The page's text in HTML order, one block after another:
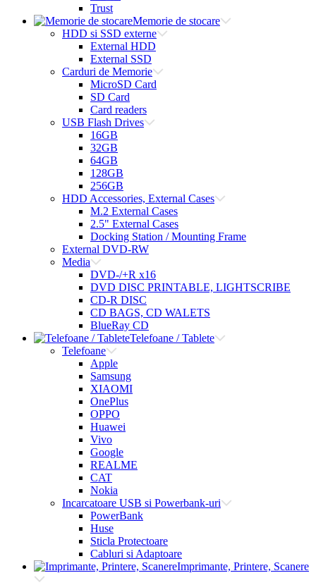
Trust
Memorie de stocare
HDD si SSD externe
External HDD
External SSD
Carduri de Memorie
MicroSD Card
SD Card
Card readers
USB Flash Drives
16GB
32GB
64GB
128GB
256GB
HDD Accessories, External Cases
M.2 External Cases
2.5" External Cases
Docking Station / Mounting Frame
External DVD-RW
Media
DVD-/+R x16
DVD DISC PRINTABLE, LIGHTSCRIBE
CD-R DISC
CD BAGS, CD WALETS
BlueRay CD
Telefoane / Tablete
Telefoane
Apple
Samsung
XIAOMI
OnePlus
OPPO
Huawei
Vivo
Google
REALME
CAT
Nokia
Incarcatoare USB si Powerbank-uri
PowerBank
Huse
Sticla Protectoare
Cabluri si Adaptoare
Imprimante, Printere, Scanere